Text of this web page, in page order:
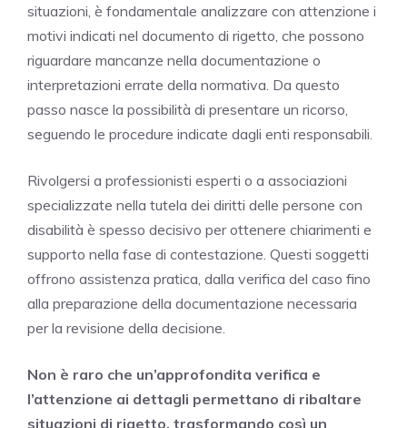
situazioni, è fondamentale analizzare con attenzione i
motivi indicati nel documento di rigetto, che possono
riguardare mancanze nella documentazione o
interpretazioni errate della normativa. Da questo
passo nasce la possibilità di presentare un ricorso,
seguendo le procedure indicate dagli enti responsabili.
Rivolgersi a professionisti esperti o a associazioni
specializzate nella tutela dei diritti delle persone con
disabilità è spesso decisivo per ottenere chiarimenti e
supporto nella fase di contestazione. Questi soggetti
offrono assistenza pratica, dalla verifica del caso fino
alla preparazione della documentazione necessaria
per la revisione della decisione.
Non è raro che un’approfondita verifica e
l’attenzione ai dettagli permettano di ribaltare
situazioni di rigetto, trasformando così un